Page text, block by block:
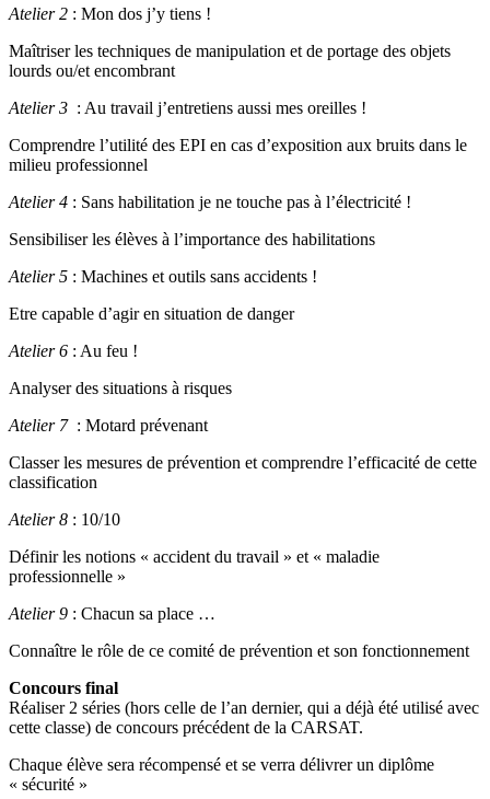
Atelier 2 : Mon dos j’y tiens !
Maîtriser les techniques de manipulation et de portage des objets
lourds ou/et encombrant
Atelier 3 : Au travail j’entretiens aussi mes oreilles !
Comprendre l’utilité des EPI en cas d’exposition aux bruits dans le
milieu professionnel
Atelier 4 : Sans habilitation je ne touche pas à l’électricité !
Sensibiliser les élèves à l’importance des habilitations
Atelier 5 : Machines et outils sans accidents !
Etre capable d’agir en situation de danger
Atelier 6 : Au feu !
Analyser des situations à risques
Atelier 7 : Motard prévenant
Classer les mesures de prévention et comprendre l’efficacité de cette
classification
Atelier 8 : 10/10
Définir les notions « accident du travail » et « maladie
professionnelle »
Atelier 9 : Chacun sa place …
Connaître le rôle de ce comité de prévention et son fonctionnement
Concours final
Réaliser 2 séries (hors celle de l’an dernier, qui a déjà été utilisé avec
cette classe) de concours précédent de la CARSAT.
Chaque élève sera récompensé et se verra délivrer un diplôme
« sécurité »